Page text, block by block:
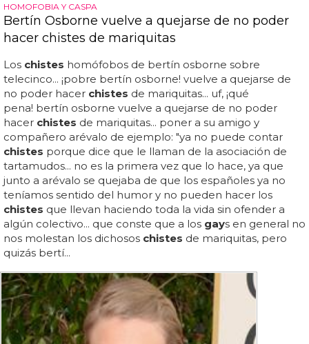
HOMOFOBIA Y CASPA
Bertín Osborne vuelve a quejarse de no poder
hacer chistes de mariquitas
Los chistes homófobos de bertín osborne sobre
telecinco... ¡pobre bertín osborne! vuelve a quejarse de
no poder hacer chistes de mariquitas... uf, ¡qué
pena! bertín osborne vuelve a quejarse de no poder
hacer chistes de mariquitas... poner a su amigo y
compañero arévalo de ejemplo: "ya no puede contar
chistes porque dice que le llaman de la asociación de
tartamudos... no es la primera vez que lo hace, ya que
junto a arévalo se quejaba de que los españoles ya no
teníamos sentido del humor y no pueden hacer los
chistes que llevan haciendo toda la vida sin ofender a
algún colectivo... que conste que a los gays en general no
nos molestan los dichosos chistes de mariquitas, pero
quizás bertí...